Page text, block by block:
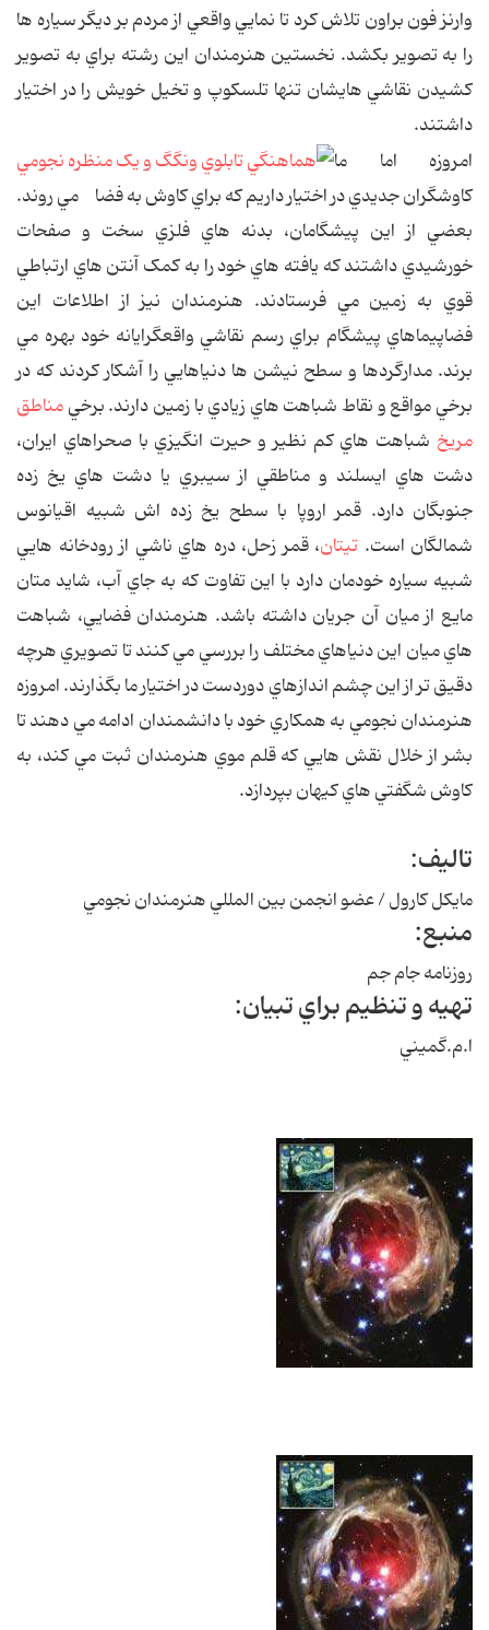
وارنز فون براون تلاش کرد تا نمايي واقعي از مردم بر ديگر سياره ها
را به تصوير بکشد. نخستين هنرمندان اين رشته براي به تصوير
کشيدن نقاشي هايشان تنها تلسکوپ و تخيل خويش را در اختيار
داشتند.
امروزه اما ما
کاوشگران جديدي در اختيار داريم که براي کاوش به فضا مي روند.
بعضي از اين پيشگامان، بدنه هاي فلزي سخت و صفحات
خورشيدي داشتند که يافته هاي خود را به کمک آنتن هاي ارتباطي
قوي به زمين مي فرستادند. هنرمندان نيز از اطلاعات اين
فضاپيماهاي پيشگام براي رسم نقاشي واقعگرايانه خود بهره مي
برند. مدارگردها و سطح نيشن ها دنياهايي را آشکار کردند که در
برخي مواقع و نقاط شباهت هاي زيادي با زمين دارند. برخيمناطق
مريخ شباهت هاي کم نظير و حيرت انگيزي با صحراهاي ايران،
دشت هاي ايسلند و مناطقي از سيبري يا دشت هاي يخ زده
جنوبگان دارد. قمر اروپا با سطح يخ زده اش شبيه اقيانوس
شمالگان است. تيتان، قمر زحل، دره هاي ناشي از رودخانه هايي
شبيه سياره خودمان دارد با اين تفاوت که به جاي آب، شايد متان
مايع از ميان آن جريان داشته باشد. هنرمندان فضايي، شباهت
هاي ميان اين دنياهاي مختلف را بررسي مي کنند تا تصويري هرچه
دقيق تر از اين چشم اندازهاي دوردست در اختيار ما بگذارند. امروزه
هنرمندان نجومي به همکاري خود با دانشمندان ادامه مي دهند تا
بشر از خلال نقش هايي که قلم موي هنرمندان ثبت مي کند، به
کاوش شگفتي هاي کيهان بپردازد.
تاليف:
مايکل کارول / عضو انجمن بين المللي هنرمندان نجومي
منبع:
روزنامه جام جم
تهيه و تنظيم براي تبيان:
ا.م.گميني